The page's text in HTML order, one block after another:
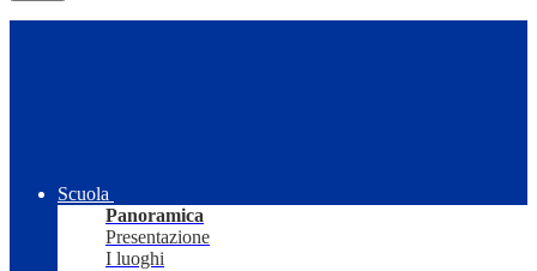
Scuola
Panoramica
Presentazione
I luoghi